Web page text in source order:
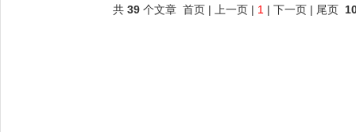
共 39 个文章 首页 | 上一页 | 1 | 下一页 | 尾页